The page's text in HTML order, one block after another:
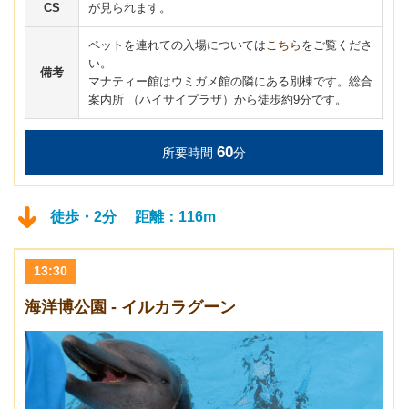
CS
が見られます。
備考
ペットを連れての入場についてはこちら をご覧くださ
い。
マナティー館はウミガメ館の隣にある別棟です。総合
案内所 （ハイサイプラザ）から徒歩約9分です。
所要時間 60分
徒歩・2分 距離：116m
13:30
海洋博公園 - イルカラグーン